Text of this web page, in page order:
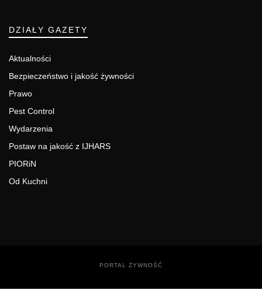
DZIAŁY GAZETY
Aktualności
Bezpieczeństwo i jakość żywności
Prawo
Pest Control
Wydarzenia
Postaw na jakość z IJHARS
PIORiN
Od Kuchni
PORTAL ŻYWNOŚĆ